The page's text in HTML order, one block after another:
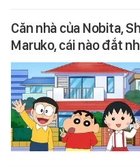
Căn nhà của Nobita,
Maruko, cái nào đắt